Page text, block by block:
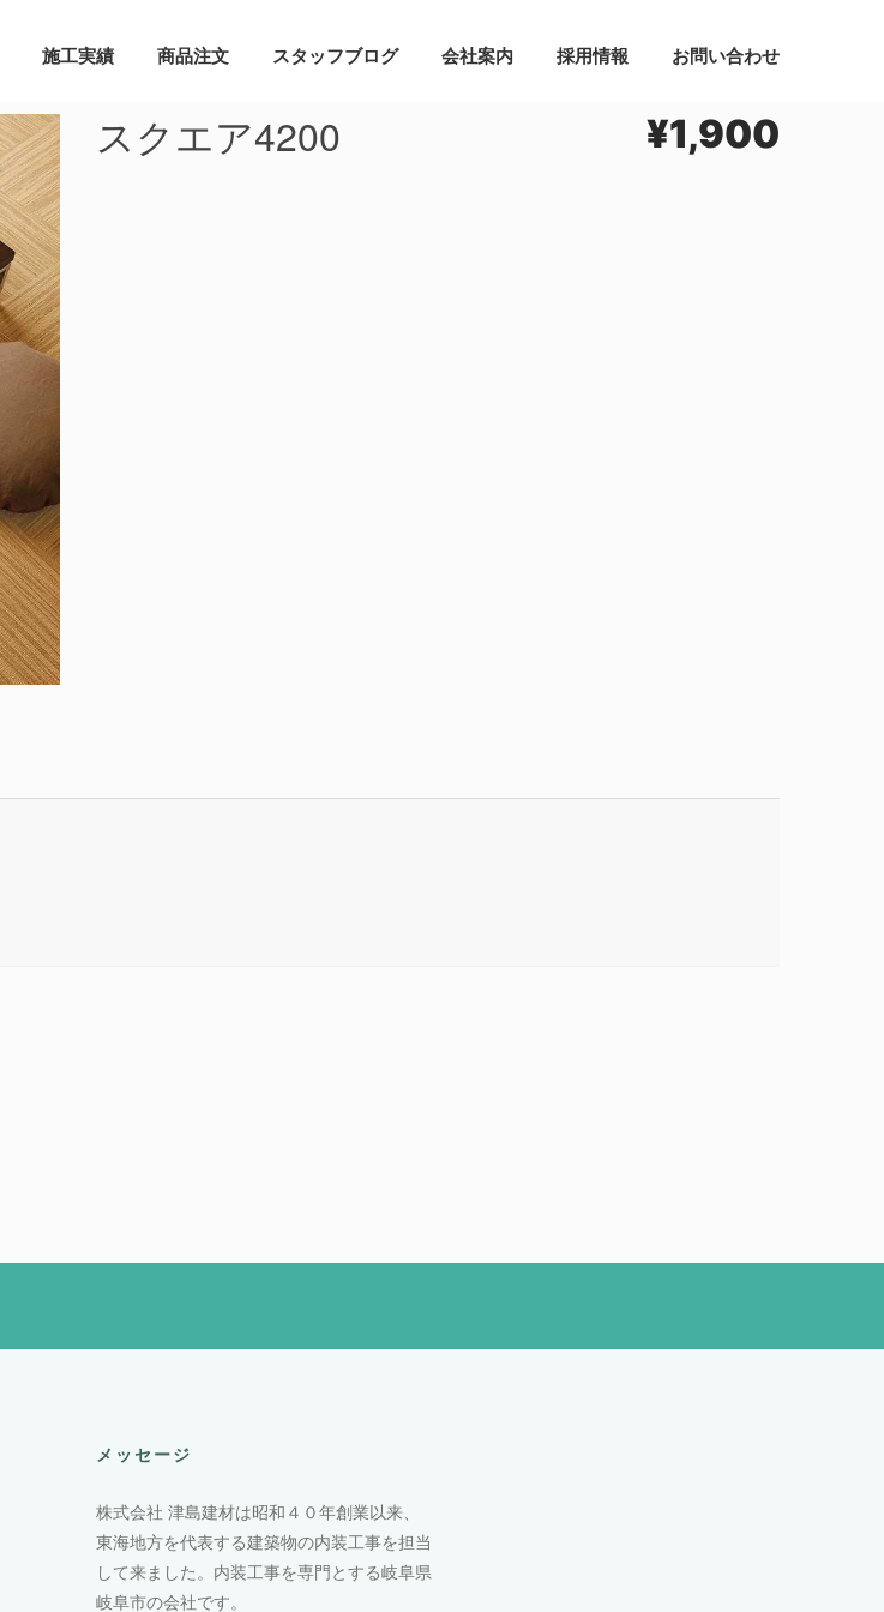
施工実績 商品注文 スタッフブログ 会社案内 採用情報 お問い合わせ
スクエア4200 ¥1,900
メッセージ
株式会社 津島建材は昭和４０年創業以来、
東海地方を代表する建築物の内装工事を担当
して来ました。内装工事を専門とする岐阜県
岐阜市の会社です。